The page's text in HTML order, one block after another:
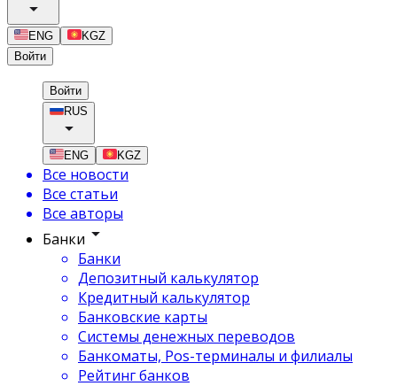
ENG
KGZ
Войти
Войти
RUS
ENG KGZ
Все новости
Все статьи
Все авторы
Банки
Банки
Депозитный калькулятор
Кредитный калькулятор
Банковские карты
Системы денежных переводов
Банкоматы, Pos-терминалы и филиалы
Рейтинг банков